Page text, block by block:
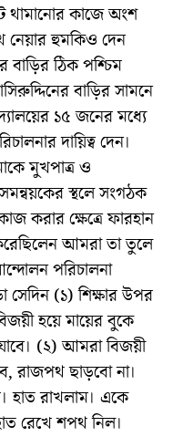
থামানোর কাজে অংশ
হুমকিও দেন
বাড়ির ঠিক পশ্চিম
বাড়ির সামনে
১৫ জনের মধ্যে
দায়িত্ব দেন।
মুখপাত্র ও
সমন্বয়কের স্থলে সংগঠক
করার ক্ষেত্রে ফারহান
আমরা তা তুলে
পরিচালনা
(১) শিক্ষার উপর
হয়ে মায়ের বুকে
(২) আমরা বিজয়ী
রাজপথ ছাড়বো না।
হাত রাখলাম। একে
রেখে শপথ নিল।